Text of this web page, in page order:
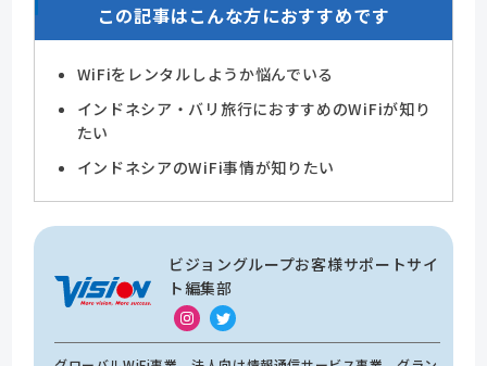
この記事はこんな方におすすめです
WiFiをレンタルしようか悩んでいる
インドネシア・バリ旅行におすすめのWiFiが知り
たい
インドネシアのWiFi事情が知りたい
ビジョングループお客様サポートサイ
ト編集部